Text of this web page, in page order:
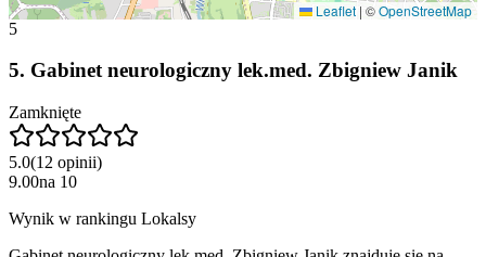
Leaflet | ©OpenStreetMap
5
5. Gabinet neurologiczny lek.med. Zbigniew Janik
Zamknięte
5.0(12 opinii)
9.00na 10
Wynik w rankingu Lokalsy